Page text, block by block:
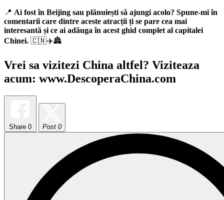
📍 Ai fost în Beijing sau plănuiești să ajungi acolo? Spune-mi în
comentarii care dintre aceste atracții ți se pare cea mai
interesantă și ce ai adăuga în acest ghid complet al capitalei
Chinei. 🇨🇳✈️🏯
Vrei sa vizitezi China altfel? Viziteaza
acum: www.DescoperaChina.com
Share 0 Post 0